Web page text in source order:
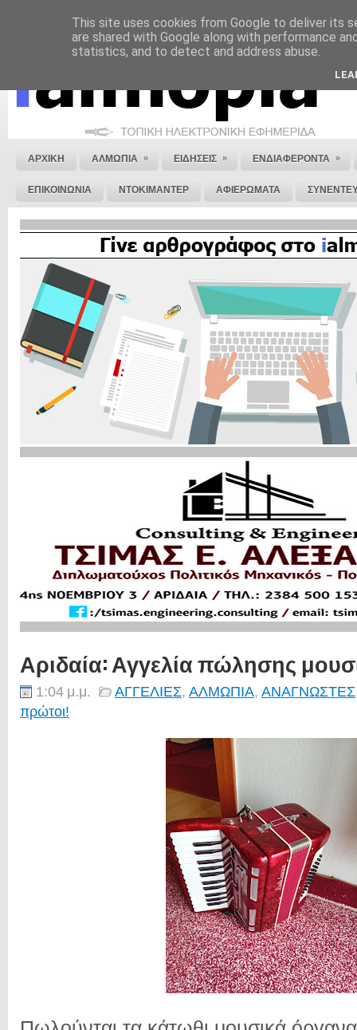
ΝΟΜΙΚΗ ΣΗΜΕΙΩΣΗ ΔΙΑΦΗΜΙΣΗ ΕΠΙΚΟΙΝΩΝΙΑ ΣΤΕΙΛΕ ΜΑΣ
ΑΡΧΙΚΗ ΑΛΜΩΠΙΑ » ΕΙΔΗΣΕΙΣ » ΕΝΔΙΑΦΕΡΟΝΤΑ »
ΕΠΙΚΟΙΝΩΝΙΑ ΝΤΟΚΙΜΑΝΤΕΡ ΑΦΙΕΡΩΜΑΤΑ
Αριδαία: Αγγελία πώλησης
1:04 μ.μ. ΑΓΓΕΛΙΕΣ, ΑΛΜΩΠΙΑ, ΑΝΑΓΝΩΣΤΕΣ
πρώτοι!
This site uses cookies from Google to deliver its
are shared with Google along with performance
statistics, and to detect and address abuse.